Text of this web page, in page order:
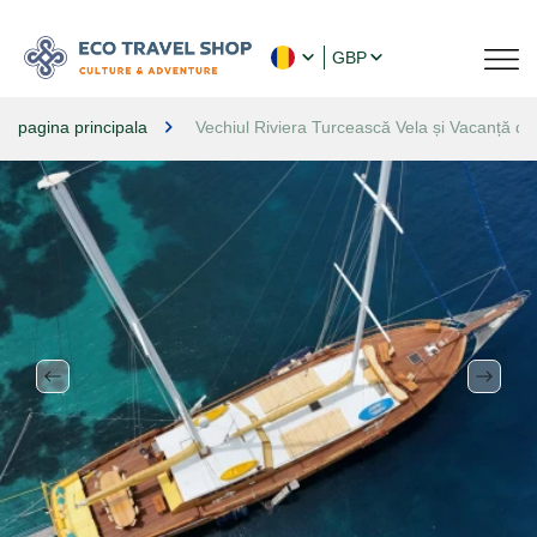
GBP
pagina principala Vechiul Riviera Turcească Vela și Vacanță